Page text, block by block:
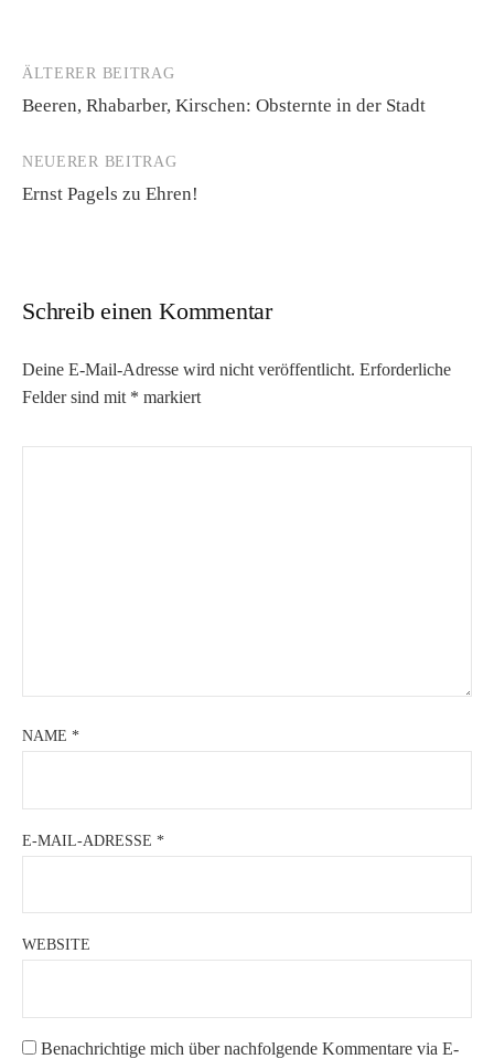
Beitrags-
Navigation
ÄLTERER BEITRAG
Beeren, Rhabarber, Kirschen: Obsternte in der Stadt
NEUERER BEITRAG
Ernst Pagels zu Ehren!
Schreib einen Kommentar
Deine E-Mail-Adresse wird nicht veröffentlicht. Erforderliche
Felder sind mit * markiert
NAME *
E-MAIL-ADRESSE *
WEBSITE
Benachrichtige mich über nachfolgende Kommentare via E-